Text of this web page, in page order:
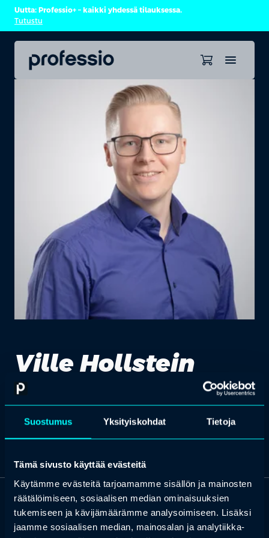
Suostumus Yksityiskohdat Tietoja
Tämä sivusto käyttää evästeitä
Käytämme evästeitä tarjoamamme sisällön ja mainosten
räätälöimiseen, sosiaalisen median ominaisuuksien
tukemiseen ja kävijämäärämme analysoimiseen. Lisäksi
jaamme sosiaalisen median, mainosalan ja analytiikka-
Uutta: Professio+ – kaikki yhdessä tilauksessa.
Tutustu
Ville Hollstein
Head of Sales, Partner
OTA YHTEYTTÄ
Keilaranta 1 A, 02150 Espoo